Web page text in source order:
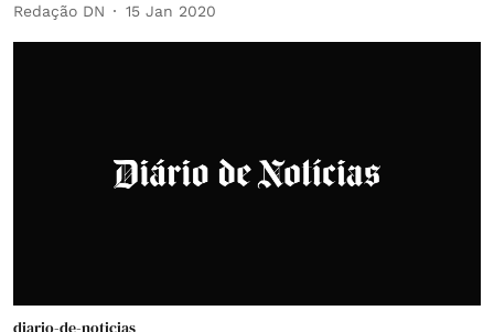
Redação DN 15 Jan 2020
diario-de-noticias